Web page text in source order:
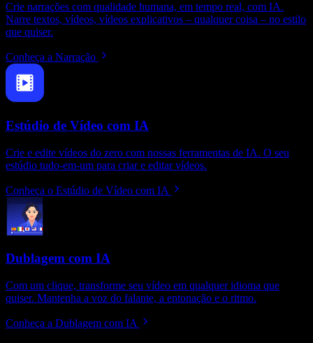
Crie narrações com qualidade humana, em tempo real, com IA.
Narre textos, vídeos, vídeos explicativos – qualquer coisa – no estilo
que quiser.
Conheça a Narração
Estúdio de Vídeo com IA
Crie e edite vídeos do zero com nossas ferramentas de IA. O seu
estúdio tudo-em-um para criar e editar vídeos.
Conheça o Estúdio de Vídeo com IA
Dublagem com IA
Com um clique, transforme seu vídeo em qualquer idioma que
quiser. Mantenha a voz do falante, a entonação e o ritmo.
Conheça a Dublagem com IA